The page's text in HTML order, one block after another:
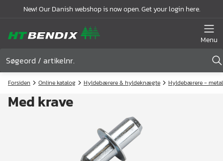
New! Our Danish webshop is now open. Get your login here.
Menu
Forsiden Online katalog Hyldebærere & hyldeknægte Hyldebærere - metal
Med krave